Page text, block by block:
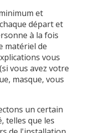
et
départ et
à la fois
matériel de
vous
vous avez votre
masque, vous
un certain
telles que les